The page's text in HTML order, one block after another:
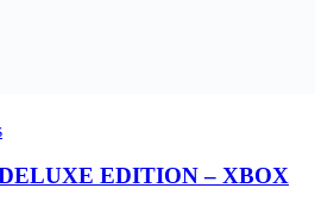
EDITION – XBOX